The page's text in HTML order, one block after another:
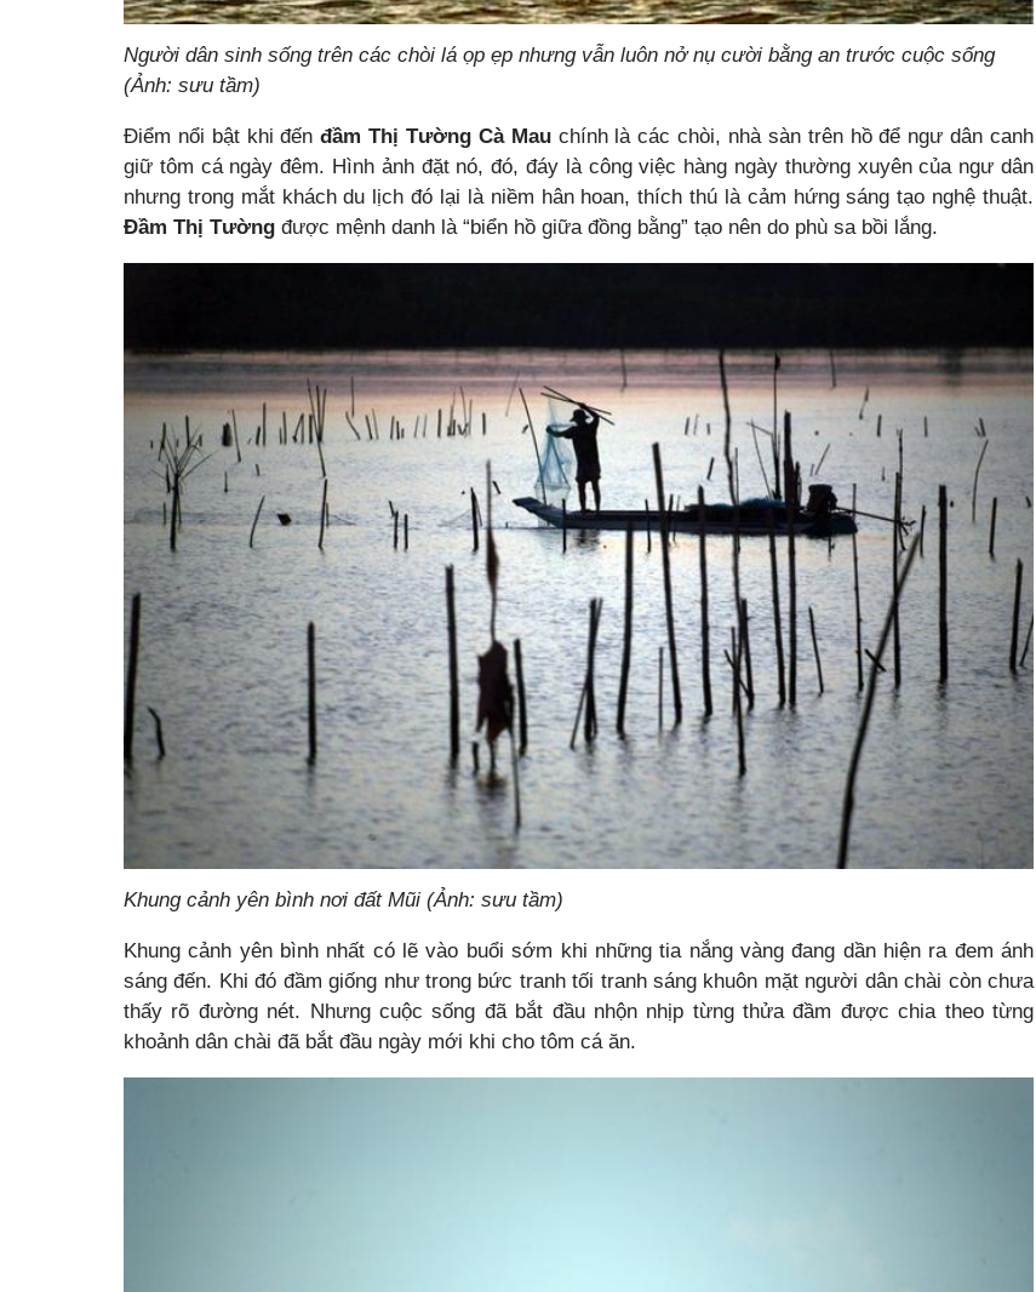
Người dân sinh sống trên các chòi lá ọp ẹp nhưng vẫn luôn nở nụ cười bằng an trước cuộc sống
(Ảnh: sưu tầm)
Điểm nổi bật khi đếnđầm Thị Tường Cà Mauchính là các chòi, nhà sàn trên hồ để ngư dân canh
giữ tôm cá ngày đêm. Hình ảnh đặt nó, đó, đáy là công việc hàng ngày thường xuyên của ngư dân
nhưng trong mắt khách du lịch đó lại là niềm hân hoan, thích thú là cảm hứng sáng tạo nghệ thuật.
Đầm Thị Tường được mệnh danh là “biển hồ giữa đồng bằng” tạo nên do phù sa bồi lắng.
Khung cảnh yên bình nơi đất Mũi (Ảnh: sưu tầm)
Khung cảnh yên bình nhất có lẽ vào buổi sớm khi những tia nắng vàng đang dần hiện ra đem ánh
sáng đến. Khi đó đầm giống như trong bức tranh tối tranh sáng khuôn mặt người dân chài còn chưa
thấy rõ đường nét. Nhưng cuộc sống đã bắt đầu nhộn nhịp từng thửa đầm được chia theo từng
khoảnh dân chài đã bắt đầu ngày mới khi cho tôm cá ăn.